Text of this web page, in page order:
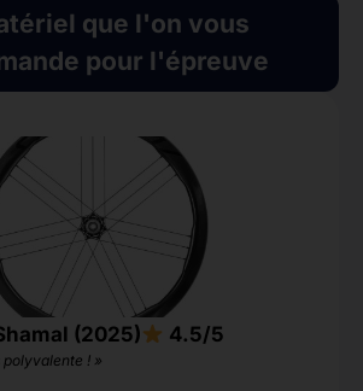
que l'on vous
pour l'épreuve
(2025) 4.5/5
! »